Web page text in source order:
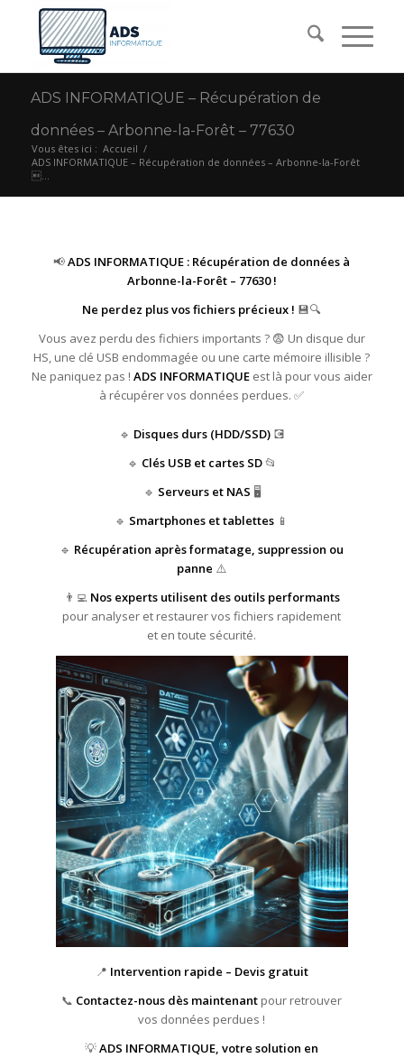
ADS INFORMATIQUE – Récupération de
données – Arbonne-la-Forêt – 77630
Vous êtes ici : Accueil /
ADS INFORMATIQUE – Récupération de données – Arbonne-la-Forêt
...
📢ADS INFORMATIQUE : Récupération de données à
Arbonne-la-Forêt – 77630 !
Ne perdez plus vos fichiers précieux ! 💾🔍
Vous avez perdu des fichiers importants ? 😨 Un disque dur
HS, une clé USB endommagée ou une carte mémoire illisible ?
Ne paniquez pas ! ADS INFORMATIQUEest là pour vous aider
à récupérer vos données perdues. ✅
🔹 Disques durs (HDD/SSD)💽
🔹 Clés USB et cartes SD📂
🔹 Serveurs et NAS 🖥️
🔹 Smartphones et tablettes 📱
🔹 Récupération après formatage, suppression ou
panne ⚠️
👨‍💻 Nos experts utilisent des outils performants
pour analyser et restaurer vos fichiers rapidement
et en toute sécurité.
📍 Intervention rapide – Devis gratuit
📞 Contactez-nous dès maintenant pour retrouver
vos données perdues !
💡ADS INFORMATIQUE, votre solution en